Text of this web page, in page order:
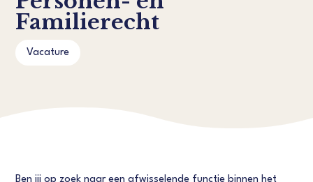
Familierecht
Vacature
Ben jij op zoek naar een afwisselende functie binnen het